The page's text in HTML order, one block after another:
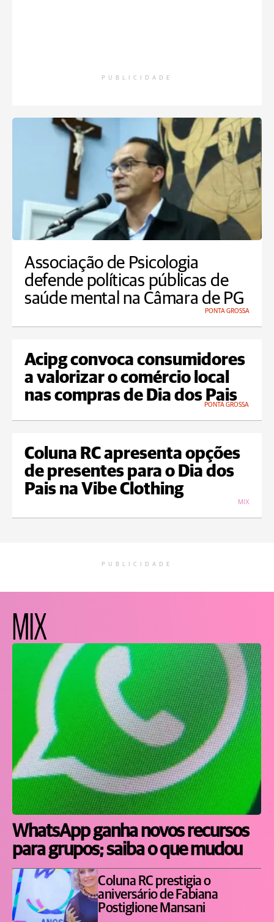
PUBLICIDADE
Associação de Psicologia
defende políticas públicas de
saúde mental na Câmara de PG
PONTA GROSSA
Acipg convoca consumidores
a valorizar o comércio local
nas compras de Dia dos Pais
PONTA GROSSA
Coluna RC apresenta opções
de presentes para o Dia dos
Pais na Vibe Clothing
MIX
PUBLICIDADE
MIX
WhatsApp ganha novos recursos
para grupos; saiba o que mudou
Coluna RC prestigia o
aniversário de Fabiana
Postiglione Mansani